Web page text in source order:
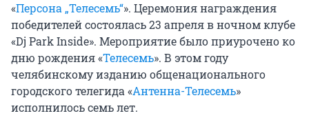
«Персона „Телесемь“». Церемония награждения
победителей состоялась 23 апреля в ночном клубе
«Dj Park Inside». Мероприятие было приурочено ко
дню рождения «Телесемь». В этом году
челябинскому изданию общенационального
городского телегида «Антенна-Телесемь»
исполнилось семь лет.